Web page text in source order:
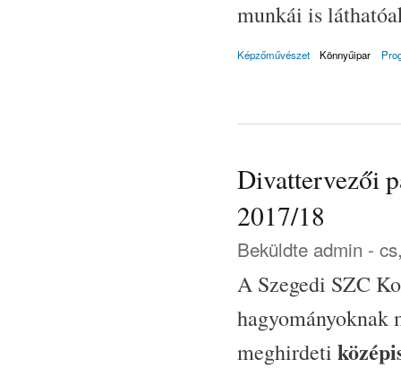
munkái is
Képzőművészet Könnyűipar
Divattervezői
2017/18
Beküldte admin -
A Szegedi SZC
hagyományoknak
meghirdeti